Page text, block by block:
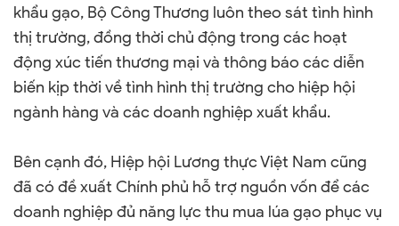
khẩu gạo, Bộ Công Thương luôn theo sát tình hình
thị trường, đồng thời chủ động trong các hoạt
động xúc tiến thương mại và thông báo các diễn
biến kịp thời về tình hình thị trường cho hiệp hội
ngành hàng và các doanh nghiệp xuất khẩu.
Bên cạnh đó, Hiệp hội Lương thực Việt Nam cũng
đã có đề xuất Chính phủ hỗ trợ nguồn vốn để các
doanh nghiệp đủ năng lực thu mua lúa gạo phục vụ